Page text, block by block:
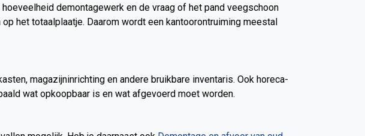
demontagewerk en de vraag of het pand veegschoon
het totaalplaatje. Daarom wordt een kantoorontruiming meestal
magazijninrichting en andere bruikbare inventaris. Ook horeca-
wat opkoopbaar is en wat afgevoerd moet worden.